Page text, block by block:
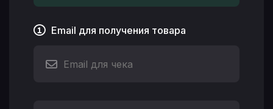
Email для получения товара